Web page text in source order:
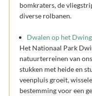
bomkraters, de
diverse rolbanen.
Dwalen op het
Het Nationaal Park
natuurterreinen van
stukken met heide en
veenpluis groeit,
bestemming voor een